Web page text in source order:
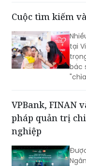
tiền
tại
bác
đình
nơi
VPBank,
nghiệp